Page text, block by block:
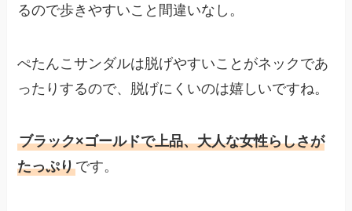
るので歩きやすいこと間違いなし。
ぺたんこサンダルは脱げやすいことがネックであ
ったりするので、脱げにくいのは嬉しいですね。
ブラック×ゴールドで上品、大人な女性らしさが
たっぷりです。